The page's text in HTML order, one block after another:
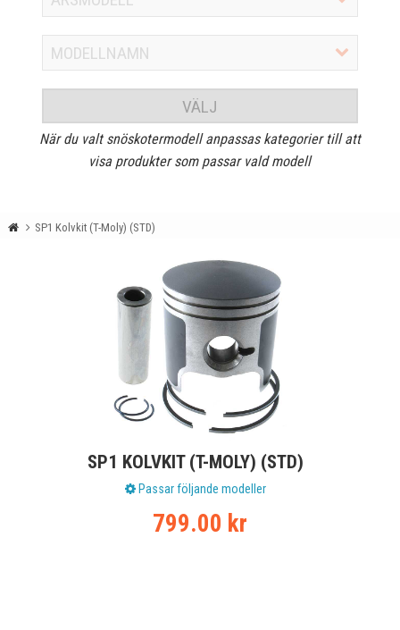
VÄLJ
När du valt snöskotermodell anpassas kategorier till att
visa produkter som passar vald modell
SP1 Kolvkit (T-Moly) (STD)
SP1 KOLVKIT (T-MOLY) (STD)
Passar följande modeller
799.00 kr